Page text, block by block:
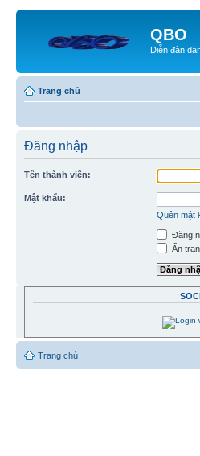
QBO
Diễn đàn
Trang chủ
Đăng nhập
Tên thành viên:
Mật khẩu:
Quên mật
Đăng
Ẩn
Trang chủ